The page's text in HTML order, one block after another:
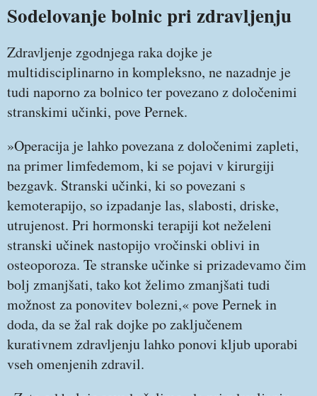
Sodelovanje bolnic pri zdravljenju
Zdravljenje zgodnjega raka dojke je
multidisciplinarno in kompleksno, ne nazadnje je
tudi naporno za bolnico ter povezano z določenimi
stranskimi učinki, pove Pernek.
»Operacija je lahko povezana z določenimi zapleti,
na primer limfedemom, ki se pojavi v kirurgiji
bezgavk. Stranski učinki, ki so povezani s
kemoterapijo, so izpadanje las, slabosti, driske,
utrujenost. Pri hormonski terapiji kot neželeni
stranski učinek nastopijo vročinski oblivi in
osteoporoza. Te stranske učinke si prizadevamo čim
bolj zmanjšati, tako kot želimo zmanjšati tudi
možnost za ponovitev bolezni,« pove Pernek in
doda, da se žal rak dojke po zaključenem
kurativnem zdravljenju lahko ponovi kljub uporabi
vseh omenjenih zdravil.